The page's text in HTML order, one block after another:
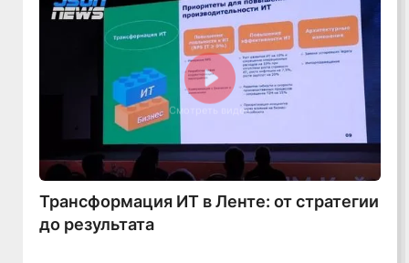
Смотреть видео
Трансформация ИТ в Ленте: от стратегии
до результата